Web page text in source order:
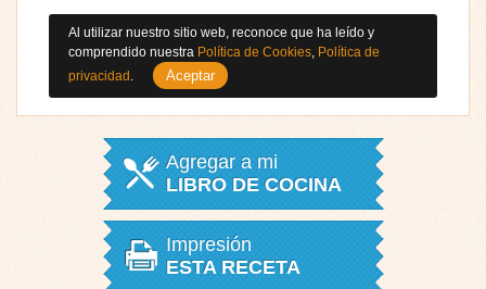
Agregar a mi
LIBRO DE COCINA
Impresión
ESTA RECETA
Al utilizar nuestro sitio web, reconoce que ha leído y
comprendido nuestra Política de Cookies, Política de
privacidad . Aceptar